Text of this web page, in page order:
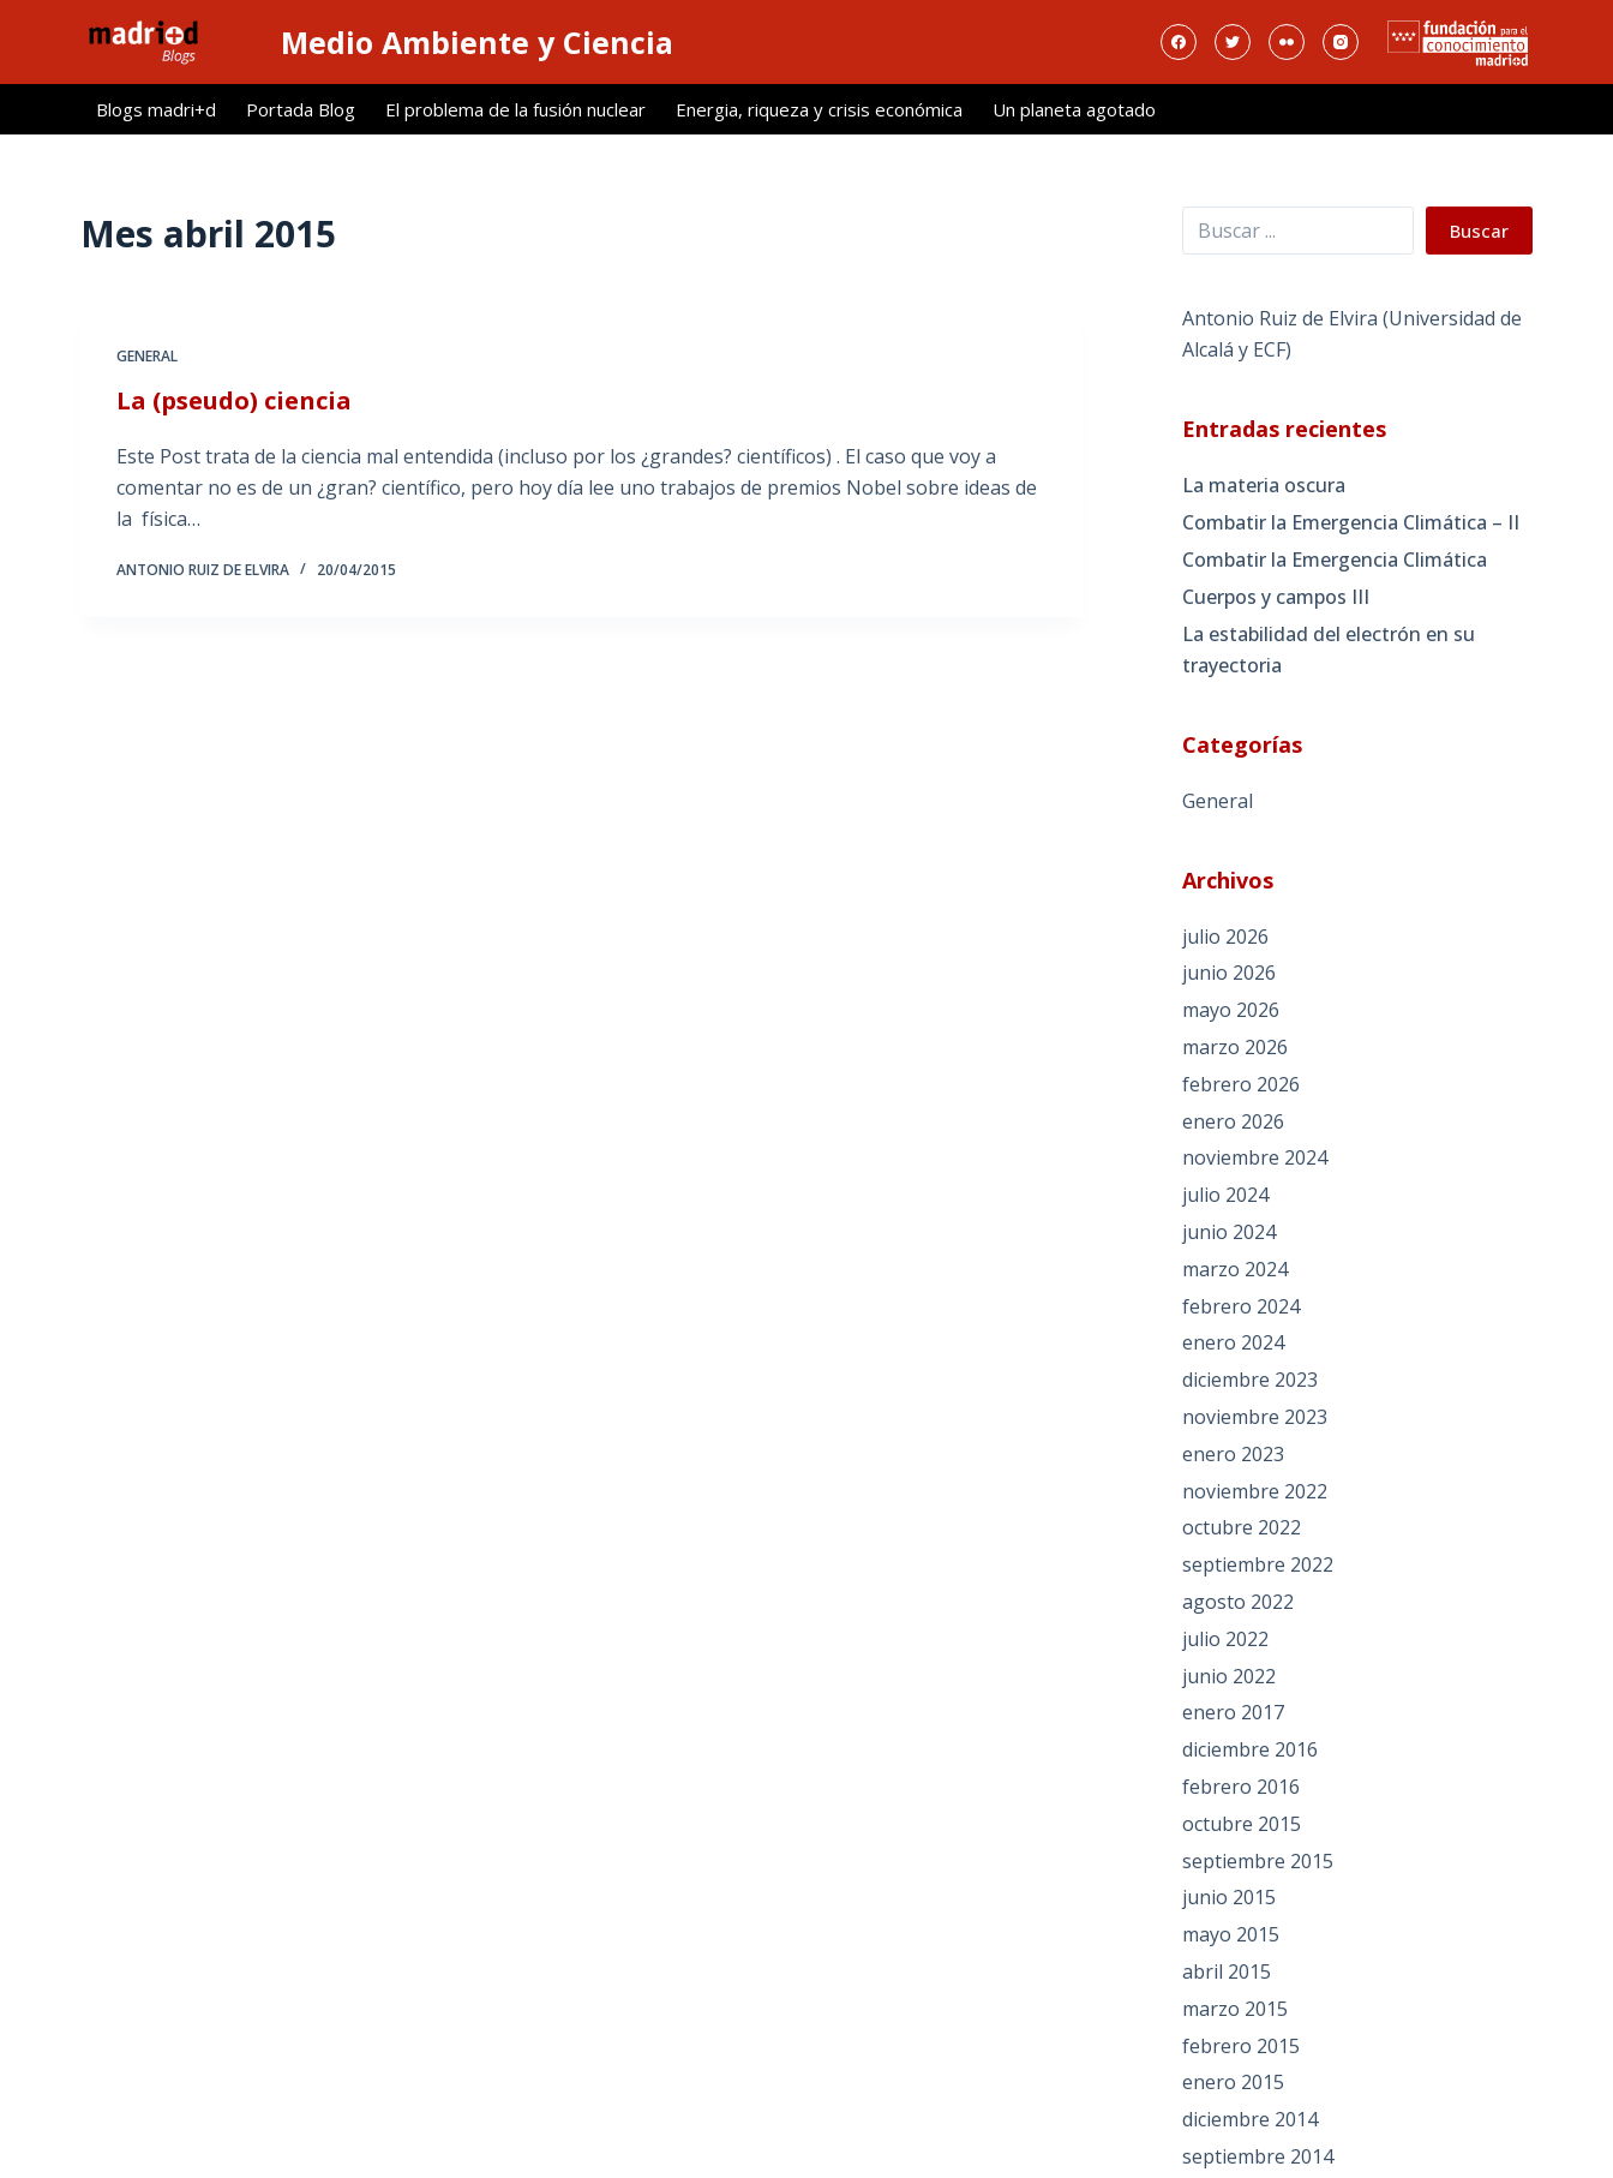
l
Medio Ambiente y Ciencia
Blogs madri+d Portada Blog El problema de la fusión nuclear Energia, riqueza y crisis económica Un planeta agotado
Mes abril 2015
GENERAL
La (pseudo) ciencia
Este Post trata de la ciencia mal entendida (incluso por los ¿grandes? científicos) . El caso que voy a
comentar no es de un ¿gran? científico, pero hoy día lee uno trabajos de premios Nobel sobre ideas de
la física…
ANTONIO RUIZ DE ELVIRA 20/04/2015
Buscar Buscar
Antonio Ruiz de Elvira (Universidad de
Alcalá y ECF)
Entradas recientes
La materia oscura
Combatir la Emergencia Climática – II
Combatir la Emergencia Climática
Cuerpos y campos III
La estabilidad del electrón en su
trayectoria
Categorías
General
Archivos
julio 2026
junio 2026
mayo 2026
marzo 2026
febrero 2026
enero 2026
noviembre 2024
julio 2024
junio 2024
marzo 2024
febrero 2024
enero 2024
diciembre 2023
noviembre 2023
enero 2023
noviembre 2022
octubre 2022
septiembre 2022
agosto 2022
julio 2022
junio 2022
enero 2017
diciembre 2016
febrero 2016
octubre 2015
septiembre 2015
junio 2015
mayo 2015
abril 2015
marzo 2015
febrero 2015
enero 2015
diciembre 2014
septiembre 2014